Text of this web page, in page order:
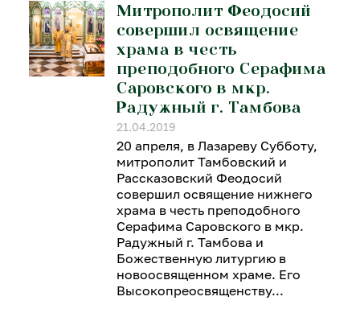
Митрополит Феодосий
совершил освящение
храма в честь
преподобного Серафима
Саровского в мкр.
Радужный г. Тамбова
21.04.2019
20 апреля, в Лазареву Субботу,
митрополит Тамбовский и
Рассказовский Феодосий
совершил освящение нижнего
храма в честь преподобного
Серафима Саровского в мкр.
Радужный г. Тамбова и
Божественную литургию в
новоосвященном храме. Его
Высокопреосвященству